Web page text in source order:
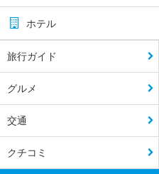
ホテル
旅行ガイド
グルメ
交通
クチコミ